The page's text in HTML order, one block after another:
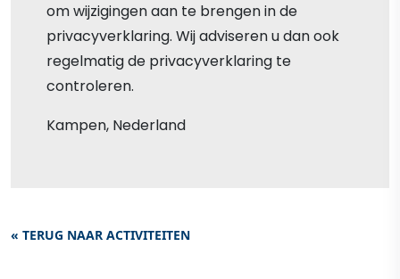
om wijzigingen aan te brengen in de
privacyverklaring. Wij adviseren u dan ook
regelmatig de privacyverklaring te
controleren.
Kampen, Nederland
« TERUG NAAR ACTIVITEITEN